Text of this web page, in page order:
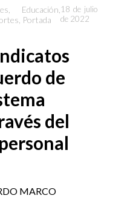
Educación,
Portada
18 de julio
de 2022
de
del